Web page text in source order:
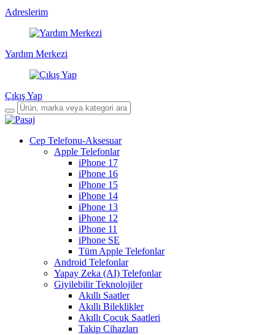
Adreslerim
Yardım Merkezi
Çıkış Yap
Cep Telefonu-Aksesuar
Apple Telefonlar
iPhone 17
iPhone 16
iPhone 15
iPhone 14
iPhone 13
iPhone 12
iPhone 11
iPhone SE
Tüm Apple Telefonlar
Android Telefonlar
Yapay Zeka (AI) Telefonlar
Giyilebilir Teknolojiler
Akıllı Saatler
Akıllı Bileklikler
Akıllı Çocuk Saatleri
Takip Cihazları